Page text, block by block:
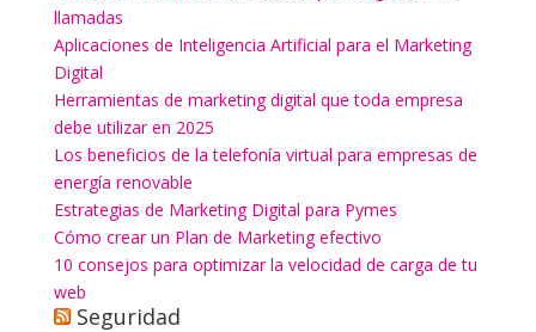
llamadas
Aplicaciones de Inteligencia Artificial para el Marketing
Digital
Herramientas de marketing digital que toda empresa
debe utilizar en 2025
Los beneficios de la telefonía virtual para empresas de
energía renovable
Estrategias de Marketing Digital para Pymes
Cómo crear un Plan de Marketing efectivo
10 consejos para optimizar la velocidad de carga de tu
web
Seguridad